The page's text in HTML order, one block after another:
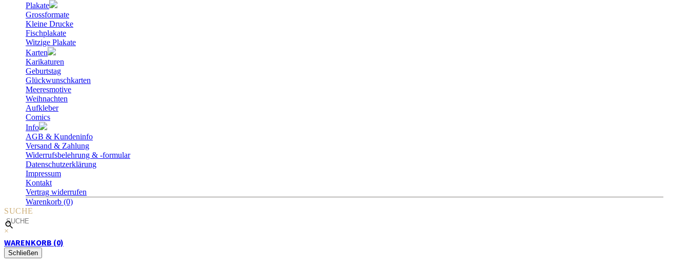
Plakate
Grossformate
Kleine Drucke
Fischplakate
Witzige Plakate
Karten
Karikaturen
Geburtstag
Glückwunschkarten
Meeresmotive
Weihnachten
Aufkleber
Comics
Info
AGB & Kundeninfo
Versand & Zahlung
Widerrufsbelehrung & -formular
Datenschutzerklärung
Impressum
Kontakt
Vertrag widerrufen
Warenkorb (0)
SUCHE
×
WARENKORB (0)
Schließen